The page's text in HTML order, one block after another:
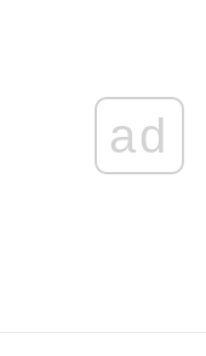
ad